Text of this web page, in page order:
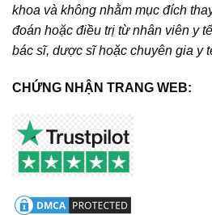
khoa và không nhằm mục đích
đoán hoặc điều trị từ nhân viên y
bác sĩ, dược sĩ hoặc chuyên gia y
CHỨNG NHẬN TRANG WEB: